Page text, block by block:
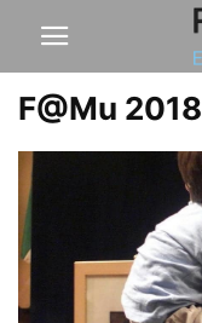
F@Mu 2018